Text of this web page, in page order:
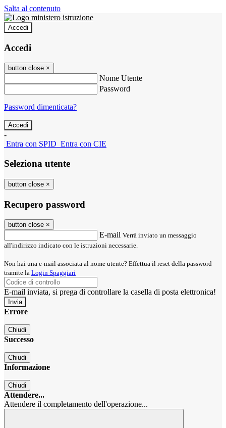
Salta al contenuto
Accedi
Accedi
button close ×
Nome Utente
Password
Password dimenticata?
-
Entra con SPID Entra con CIE
Seleziona utente
button close ×
Recupero password
button close ×
E-mail Verrà inviato un messaggio
all'indirizzo indicato con le istruzioni necessarie.
Non hai una e-mail associata al nome utente? Effettua il reset della password
tramite la Login Spaggiari
E-mail inviata, si prega di controllare la casella di posta elettronica!
Errore
Chiudi
Successo
Chiudi
Informazione
Chiudi
Attendere...
Attendere il completamento dell'operazione...